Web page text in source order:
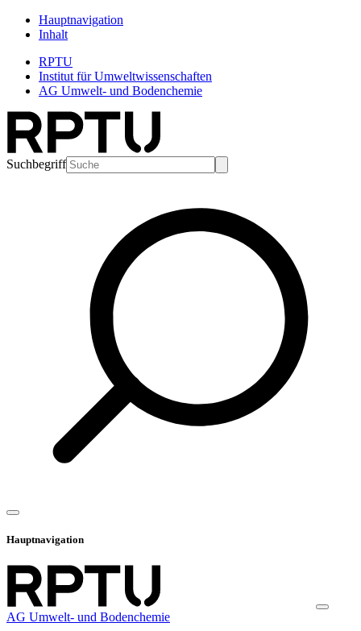
Hauptnavigation
Inhalt
RPTU
Institut für Umweltwissenschaften
AG Umwelt- und Bodenchemie
Suchbegriff
Hauptnavigation
AG Umwelt- und Bodenchemie